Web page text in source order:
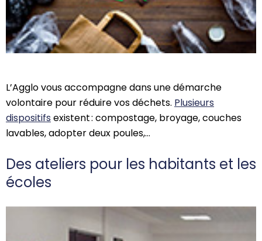
L’Agglo vous accompagne dans une démarche
volontaire pour réduire vos déchets. Plusieurs
dispositifs existent: compostage, broyage, couches
lavables, adopter deux poules,…
Des ateliers pour les habitants et les
écoles